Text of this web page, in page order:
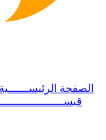
الصفحة الرئيســــــية